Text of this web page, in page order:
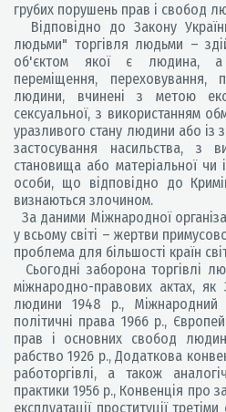
грубих порушень прав і свобод
Відповідно до Закону
людьми" торгівля людьми –
об'єктом якої є людина, а
переміщення,
людини, вчинені з метою
сексуальної, з використанням
уразливого стану людини або із
застосування насильства, з
становища або матеріальної чи
особи, що відповідно до
визнаються злочином.
За даними Міжнародної
у всьому світі – жертви
проблема для більшості країн
Сьогодні заборона торгівлі
міжнародно-правових актах, як
людини 1948 р., Міжнародний
політичні права 1966 р.,
прав і основних свобод
рабство 1926 р., Додаткова
работоргівлі, а також
практики 1956 р., Конвенція про
експлуатації проституції